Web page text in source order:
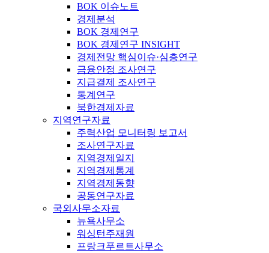
BOK 이슈노트
경제분석
BOK 경제연구
BOK 경제연구 INSIGHT
경제전망 핵심이슈·심층연구
금융안정 조사연구
지급결제 조사연구
통계연구
북한경제자료
지역연구자료
주력산업 모니터링 보고서
조사연구자료
지역경제일지
지역경제통계
지역경제동향
공동연구자료
국외사무소자료
뉴욕사무소
워싱턴주재원
프랑크푸르트사무소